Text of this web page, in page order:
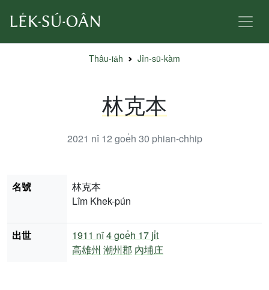
Thâu-ia̍h Jîn-sū-kàm
林克本
2021 nî 12 goe̍h 30 phian-chhip
名號
林克本
Lîm Khek-pún
出世 1911 nî4 goe̍h 17 ji̍t
高雄州 潮州郡 內埔庄